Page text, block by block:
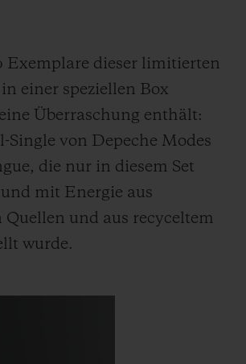
Exemplare dieser limitierten
einer speziellen Box
Überraschung enthält:
Single von Depeche Modes
die nur in diesem Set
mit Energie aus
Quellen und aus recyceltem
wurde.